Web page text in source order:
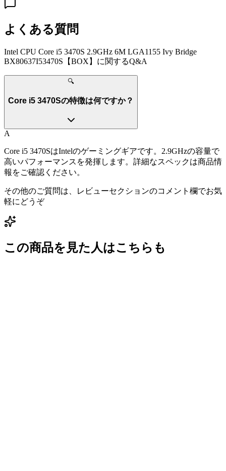
よくある質問
Intel CPU Core i5 3470S 2.9GHz 6M LGA1155 Ivy Bridge
BX80637I53470S【BOX】 に関するQ&A
🔍
Core i5 3470Sの特徴は何ですか？
A
Core i5 3470SはIntelのゲーミングギアです。2.9GHzの容量で
高いパフォーマンスを発揮します。詳細なスペックは商品情
報をご確認ください。
その他のご質問は、レビューセクションのコメント欄でお気
軽にどうぞ
この商品を見た人はこちらも